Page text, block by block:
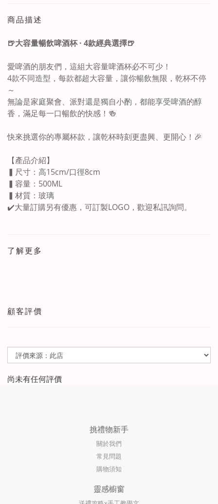
商品描述
🍺大容量暢飲啤酒杯 · 4款經典選擇🍺
愛啤酒的朋友們，這組大容量啤酒杯必不可少！
4款不同造型，每款都超大容量，讓你暢飲無限，乾杯不停
～
無論是家庭聚會、派對還是獨自小酌，都能享受啤酒的醇
香，滿足每一口暢飲的快感！🍻
快來挑選你的專屬杯款，讓乾杯時刻更盡興、更開心！🎉
【產品介紹】
▍尺寸：高15cm/口徑8cm
▍容量：500ML
▍材質：玻璃
✔️大量訂購另有優惠，可訂製LOGO，歡迎私訊詢問。
了解更多
顧客評價
尚未有任何評價
挑禮物新手
關於我們
常見問題
購物須知
靈感櫥窗